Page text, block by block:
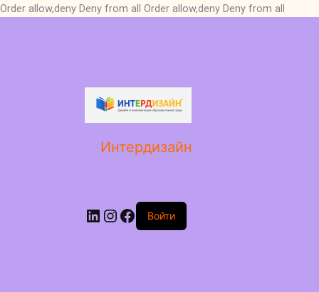
Order allow,deny Deny from all Order allow,deny Deny from all
Интердизайн
LinkedIn
Instagram
Facebook
Войти